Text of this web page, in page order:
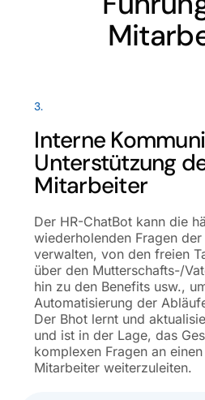
3.
Interne
Unterstützung
Mitarbeiter
Der HR-ChatBot kann die
wiederholenden Fragen
verwalten, von den freien
über den Mutterschafts-/
hin zu den Benefits usw.,
Automatisierung der
Der Bhot lernt und
und ist in der Lage, das
komplexen Fragen an
Mitarbeiter weiterzuleiten.